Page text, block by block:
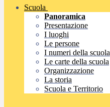
Scuola
Panoramica
Presentazione
I luoghi
Le persone
I numeri della scuola
Le carte della scuola
Organizzazione
La storia
Scuola e Territorio